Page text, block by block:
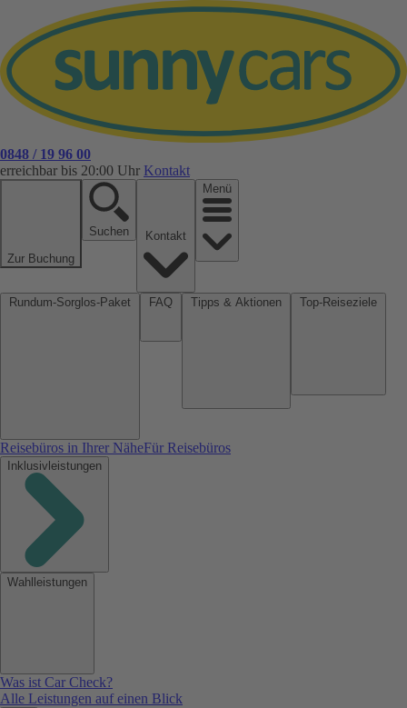
0848 / 19 96 00
erreichbar bis 20:00 Uhr Kontakt
Zur Buchung
Suchen
Menü
Reisebüros in Ihrer NäheFür Reisebüros
Inklusivleistungen
Wahlleistungen
Was ist Car Check?
Alle Leistungen auf einen Blick